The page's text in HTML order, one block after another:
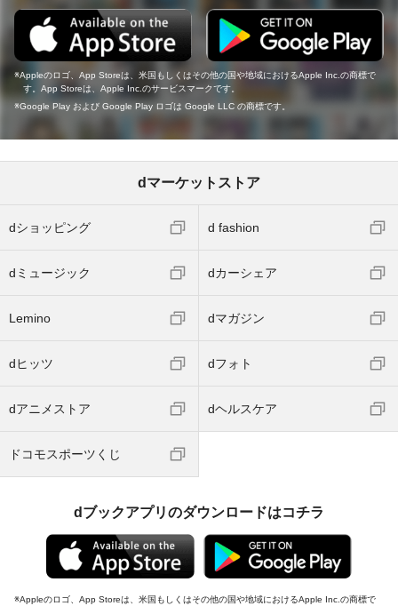
Appleのロゴ、App Storeは、米国もしくはその他の国や地域におけるApple Inc.の商標で
す。App Storeは、Apple Inc.のサービスマークです。
Google Play および Google Play ロゴは Google LLC の商標です。
dマーケットストア
dショッピング d fashion
dミュージック dカーシェア
Lemino dマガジン
dヒッツ dフォト
dアニメストア dヘルスケア
ドコモスポーツくじ
dブックアプリのダウンロードはコチラ
Appleのロゴ、App Storeは、米国もしくはその他の国や地域におけるApple Inc.の商標で